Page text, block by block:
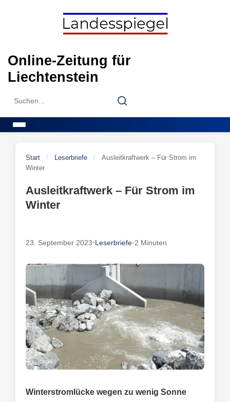
Online-Zeitung für
Liechtenstein
Search
Search
Start / Leserbriefe /
Ausleitkraftwerk – Für Strom im
Winter
Ausleitkraftwerk – Für Strom im
Winter
23. September 2023•Leserbriefe•2 Minuten
Winterstromlücke wegen zu wenig Sonne